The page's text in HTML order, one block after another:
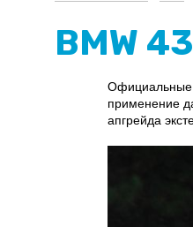
BMW
Официальные
применение
апгрейда